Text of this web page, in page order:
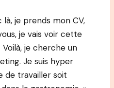
là, je prends mon CV,
je vais voir cette
je cherche un
Je suis hyper
de travailler soit